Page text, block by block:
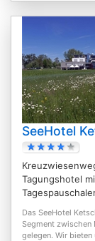
SeeHotel
Tagungshotel
Das SeeHotel
Segment zwischen
gelegen. Wir